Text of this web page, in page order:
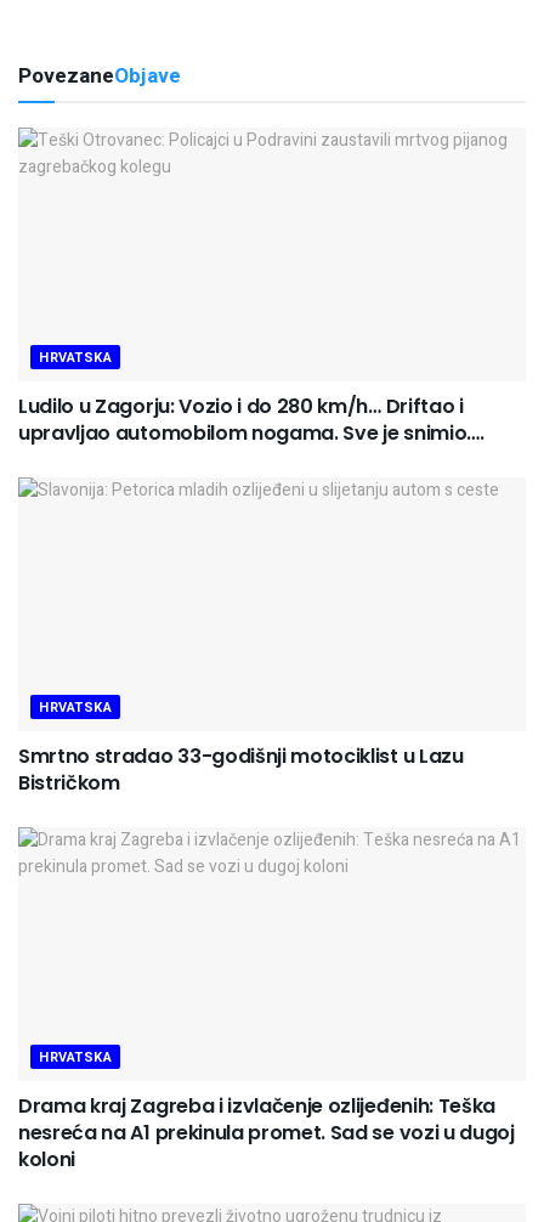
PovezaneObjave
HRVATSKA
Ludilo u Zagorju: Vozio i do 280 km/h… Driftao i
upravljao automobilom nogama. Sve je snimio….
HRVATSKA
Smrtno stradao 33-godišnji motociklist u Lazu
Bistričkom
HRVATSKA
Drama kraj Zagreba i izvlačenje ozlijeđenih: Teška
nesreća na A1 prekinula promet. Sad se vozi u dugoj
koloni